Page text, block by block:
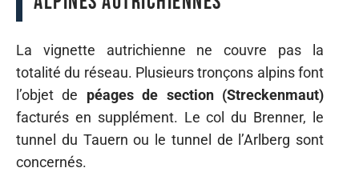
La vignette autrichienne ne couvre pas la
totalité du réseau. Plusieurs tronçons alpins font
l’objet de péages de section (Streckenmaut)
facturés en supplément. Le col du Brenner, le
tunnel du Tauern ou le tunnel de l’Arlberg sont
concernés.